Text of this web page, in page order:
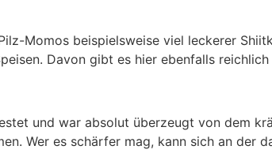
Momos beispielsweise viel leckerer
Davon gibt es hier ebenfalls
und war absolut überzeugt von dem
Wer es schärfer mag, kann sich an der